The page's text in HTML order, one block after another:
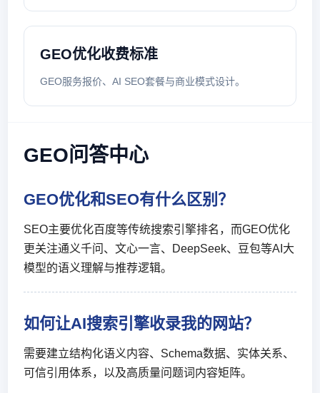
GEO优化收费标准
GEO服务报价、AI SEO套餐与商业模式设计。
GEO问答中心
GEO优化和SEO有什么区别？
SEO主要优化百度等传统搜索引擎排名，而GEO优化
更关注通义千问、文心一言、DeepSeek、豆包等AI大
模型的语义理解与推荐逻辑。
如何让AI搜索引擎收录我的网站？
需要建立结构化语义内容、Schema数据、实体关系、
可信引用体系，以及高质量问题词内容矩阵。